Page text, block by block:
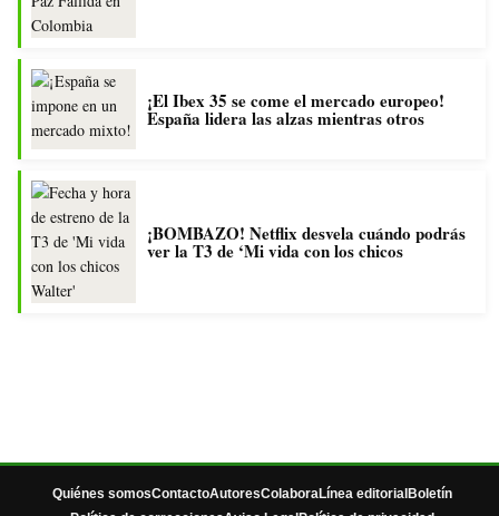
¡El Ibex 35 se come el mercado europeo!
España lidera las alzas mientras otros
¡BOMBAZO! Netflix desvela cuándo podrás
ver la T3 de ‘Mi vida con los chicos
Quiénes somosContactoAutoresColaboraLínea editorial Boletín